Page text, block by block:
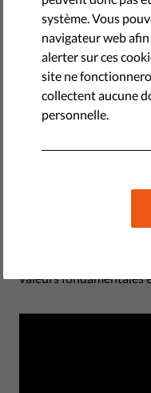
ont examiné la
valeurs fondamentales
système. Vous
navigateur web
alerter sur ces
site ne
collectent aucune
personnelle.